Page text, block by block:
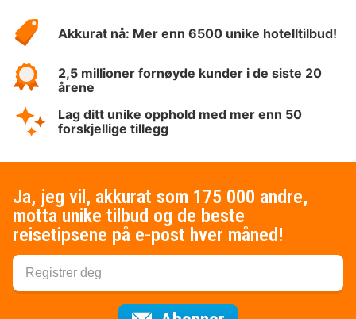
Hotelspecials
Akkurat nå: Mer enn 6500 unike hotelltilbud!
2,5 millioner fornøyde kunder i de siste 20
årene
Lag ditt unike opphold med mer enn 50
forskjellige tillegg
Ja, jeg vil, akkurat som 175 000 andre,
motta unike tilbud og de beste
reisetipsene på e-post hver måned!